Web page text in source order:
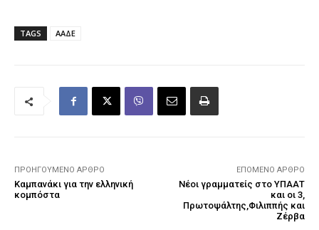
TAGS ΑΑΔΕ
ΠΡΟΗΓΟΎΜΕΝΟ ΆΡΘΡΟ
Καμπανάκι για την ελληνική
κομπόστα
ΕΠΌΜΕΝΟ ΆΡΘΡΟ
Νέοι γραμματείς στο ΥΠΑΑΤ
και οι 3,
Πρωτοψάλτης,Φιλιππής και
Ζέρβα